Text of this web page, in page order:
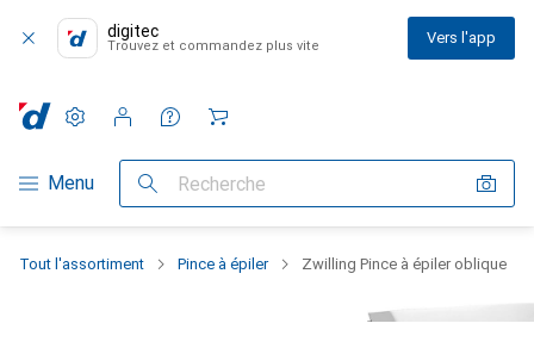
digitec
Trouvez et commandez plus vite Vers l'app
Navigation par catégorie
Menu Recherche
Paramètres
Compte client
Listes de comparaison
Listes d'envies
Panier
Tout l'assortiment Pince à épiler Zwilling Pince à épiler oblique